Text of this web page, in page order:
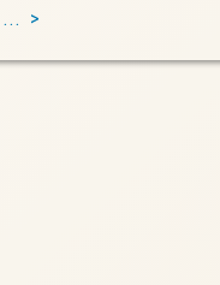
... >